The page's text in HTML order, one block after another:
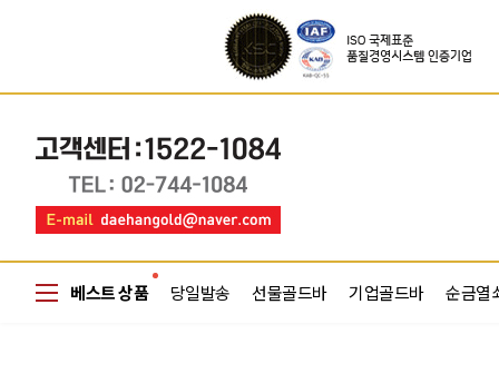
베스트 상품 당일발송 선물골드바 기업골드바 순금열